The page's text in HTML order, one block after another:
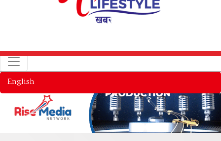
English